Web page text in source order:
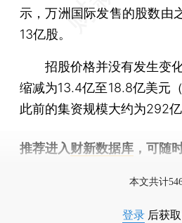
示，万洲国际发售的股数由
13亿股。
招股价格并没有发生变化
缩减为13.4亿至18.8亿美元
此前的集资规模大约为292亿
推荐进入财新数据库 ，可随
本文共计
登录 后获